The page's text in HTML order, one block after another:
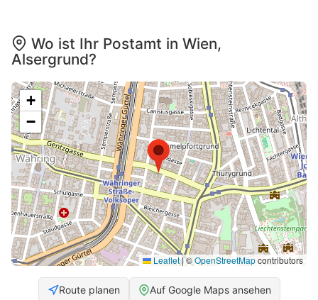
Wo ist Ihr Postamt in Wien,
Alsergrund?
+
−
Leaflet|©OpenStreetMapcontributors
Route planen Auf Google Maps ansehen